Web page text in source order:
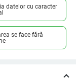
datelor cu caracter
se face fără